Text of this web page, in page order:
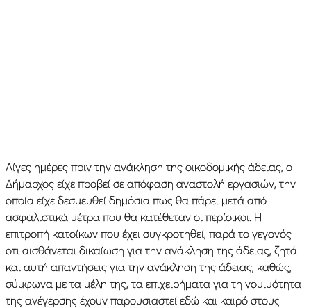
Λίγες ημέρες πριν την ανάκληση της οικοδομικής άδειας, ο
Δήμαρχος είχε προβεί σε απόφαση αναστολή εργασιών, την
οποία είχε δεσμευθεί δημόσια πως θα πάρει μετά από
ασφαλιστικά μέτρα που θα κατέθεταν οι περίοικοι. Η
επιτροπή κατοίκων που έχει συγκροτηθεί, παρά το γεγονός
οτι αισθάνεται δικαίωση για την ανάκληση της άδειας, ζητά
και αυτή απαντήσεις για την ανάκληση της άδειας, καθώς,
σύμφωνα με τα μέλη της, τα επιχειρήματα για τη νομιμότητα
της ανέγερσης έχουν παρουσιαστεί εδώ και καιρό στους